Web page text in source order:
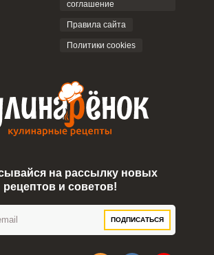
соглашение
Правила сайта
Политики cookies
на рассылку новых
рецептов и советов!
ПОДПИСАТЬСЯ